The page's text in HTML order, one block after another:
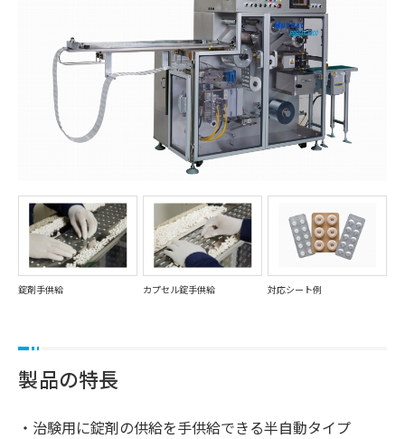
錠剤手供給 カプセル錠手供給 対応シート例
製品の特長
・治験用に錠剤の供給を手供給できる半自動タイプ